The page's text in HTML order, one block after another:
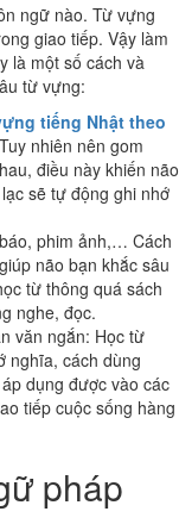
ngữ nào. Từ vựng
giao tiếp. Vậy làm
là một số cách và
từ vựng:
tiếng Nhật theo
nhiên nên gom
điều này khiến não
sẽ tự động ghi nhớ
phim ảnh,… Cách
não bạn khắc sâu
từ thông quá sách
nghe, đọc.
văn ngắn: Học từ
nghĩa, cách dùng
dụng được vào các
tiếp cuộc sống hàng
pháp